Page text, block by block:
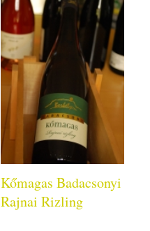
Kőmagas Badacsonyi
Rajnai Rizling